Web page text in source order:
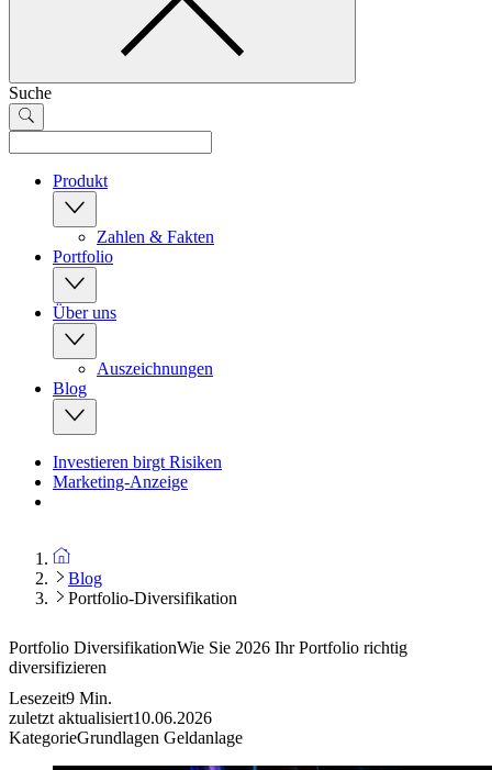
Suche
Produkt
Zahlen & Fakten
Portfolio
Über uns
Auszeichnungen
Blog
Investieren birgt Risiken
Marketing-Anzeige
Blog
Portfolio-Diversifikation
Portfolio DiversifikationWie Sie 2026 Ihr Portfolio richtig
diversifizieren
Lesezeit9 Min.
zuletzt aktualisiert10.06.2026
KategorieGrundlagen Geldanlage